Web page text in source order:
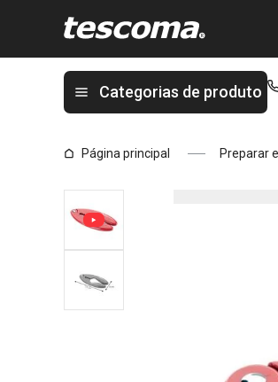
Categorias de produto
Página principal Preparar